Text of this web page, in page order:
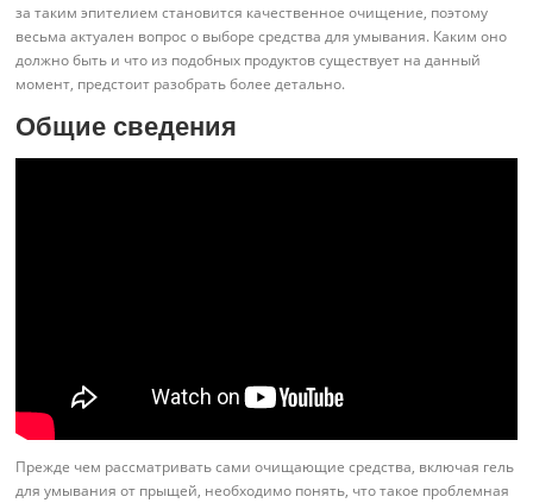
за таким эпителием становится качественное очищение, поэтому
весьма актуален вопрос о выборе средства для умывания. Каким оно
должно быть и что из подобных продуктов существует на данный
момент, предстоит разобрать более детально.
Общие сведения
Прежде чем рассматривать сами очищающие средства, включая гель
для умывания от прыщей, необходимо понять, что такое проблемная